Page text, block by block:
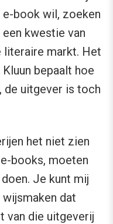
e-book wil, zoeken
kwestie van
literaire markt. Het
bepaalt hoe
de uitgever is toch
het niet zien
books, moeten
Je kunt mij
dat
van die uitgeverij